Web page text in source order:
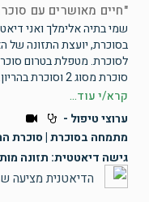
חיים מאושרים עם
שמי בתיה אלימלך ואני
בסוכרת, יועצת התזונה של
סוכרת מסוג 2 וסוכרת בהריון. מנהלת קהי...
קרא/י עוד...
ערוצי טיפול -
מתמחה בסוכרת | סוכרת
גישה דיאטטית: תזונה
הדיאטנית מציעה